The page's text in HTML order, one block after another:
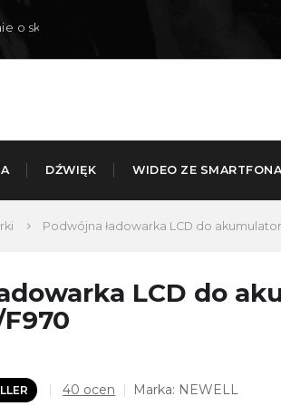
o sklepie
DŹWIĘK WIDEO ZE SMARTFONA
Podwójna ładowarka LCD do
LCD do
Średnia
40 ocen Marka: NEWELL